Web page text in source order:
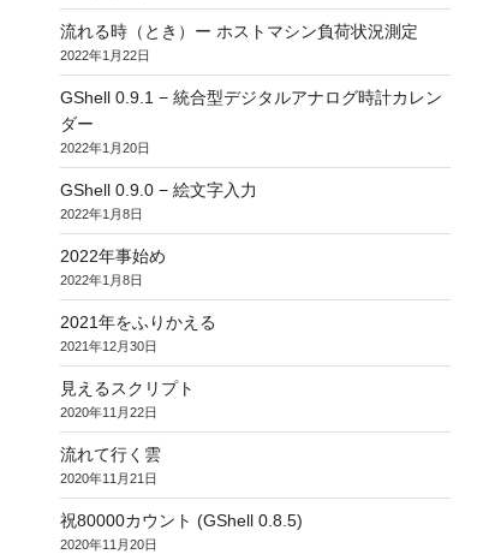
流れる時（とき）ー ホストマシン負荷状況測定
2022年1月22日
GShell 0.9.1 − 統合型デジタルアナログ時計カレン
ダー
2022年1月20日
GShell 0.9.0 − 絵文字入力
2022年1月8日
2022年事始め
2022年1月8日
2021年をふりかえる
2021年12月30日
見えるスクリプト
2020年11月22日
流れて行く雲
2020年11月21日
祝80000カウント (GShell 0.8.5)
2020年11月20日